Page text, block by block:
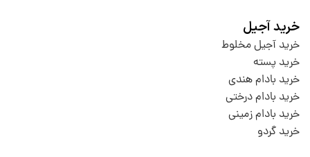
خرید آجیل
خرید آجیل مخلوط
خرید پسته
خرید بادام هندی
خرید بادام درختی
خرید بادام زمینی
خرید گردو